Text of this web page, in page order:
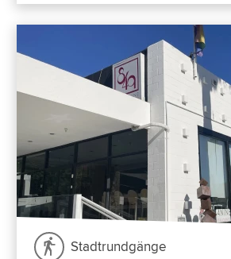
Stadtrundgänge